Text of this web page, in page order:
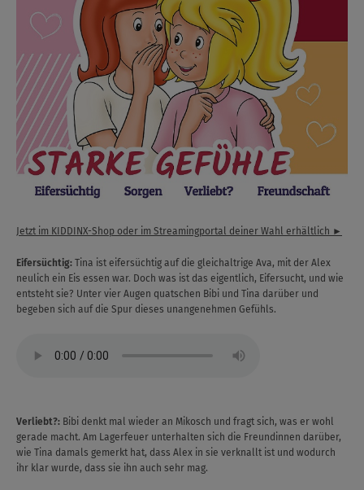
Jetzt im KIDDINX-Shop oder im Streamingportal deiner Wahl erhältlich ►
Eifersüchtig: Tina ist eifersüchtig auf die gleichaltrige Ava, mit der Alex
neulich ein Eis essen war. Doch was ist das eigentlich, Eifersucht, und wie
entsteht sie? Unter vier Augen quatschen Bibi und Tina darüber und
begeben sich auf die Spur dieses unangenehmen Gefühls.
Verliebt?: Bibi denkt mal wieder an Mikosch und fragt sich, was er wohl
gerade macht. Am Lagerfeuer unterhalten sich die Freundinnen darüber,
wie Tina damals gemerkt hat, dass Alex in sie verknallt ist und wodurch
ihr klar wurde, dass sie ihn auch sehr mag.